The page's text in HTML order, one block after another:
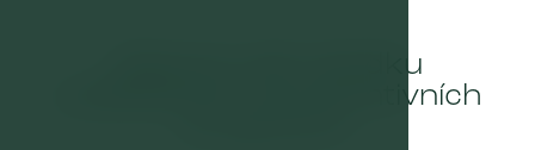
Objevte naši nabídku
vzdělávacích a preventivních